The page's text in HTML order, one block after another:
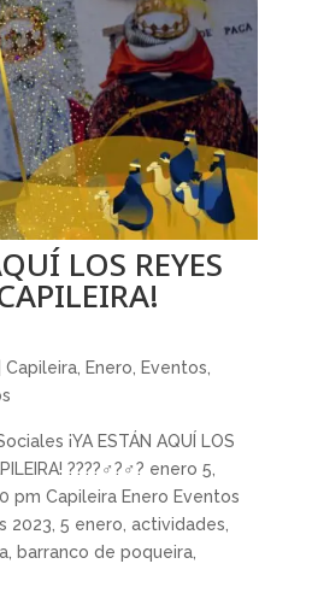
LOS REYES
Capileira, Enero Eventos
¡YA ESTÁN AQUÍ LOS
????‍♂️?‍♂️? enero 5,
Capileira Enero Eventos
2023, 5 enero, actividades,
barranco de poqueira,